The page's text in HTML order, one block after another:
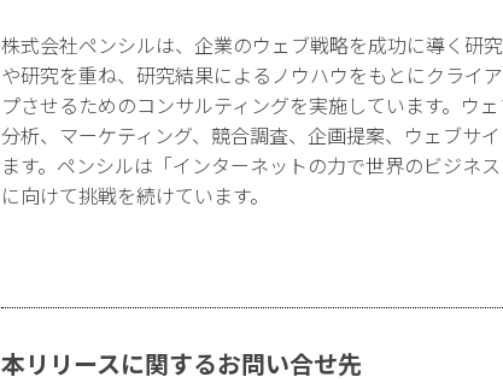
株式会社ペンシルは、企業のウェブ戦略を成功に導く研
や研究を重ね、研究結果によるノウハウをもとにクライ
プさせるためのコンサルティングを実施しています。ウ
分析、マーケティング、競合調査、企画提案、ウェブサ
ます。ペンシルは「インターネットの力で世界のビジネ
に向けて挑戦を続けています。
本リリースに関するお問い合せ先